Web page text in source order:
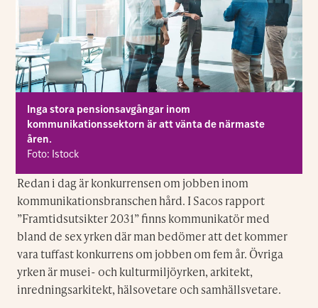
Inga stora pensionsavgångar inom
kommunikationssektorn är att vänta de närmaste
åren.
Foto: Istock
Redan i dag är konkurrensen om jobben inom
kommunikationsbranschen hård. I Sacos rapport
”Framtidsutsikter 2031” finns kommunikatör med
bland de sex yrken där man bedömer att det kommer
vara tuffast konkurrens om jobben om fem år. Övriga
yrken är musei- och kulturmiljöyrken, arkitekt,
inredningsarkitekt, hälsovetare och samhällsvetare.